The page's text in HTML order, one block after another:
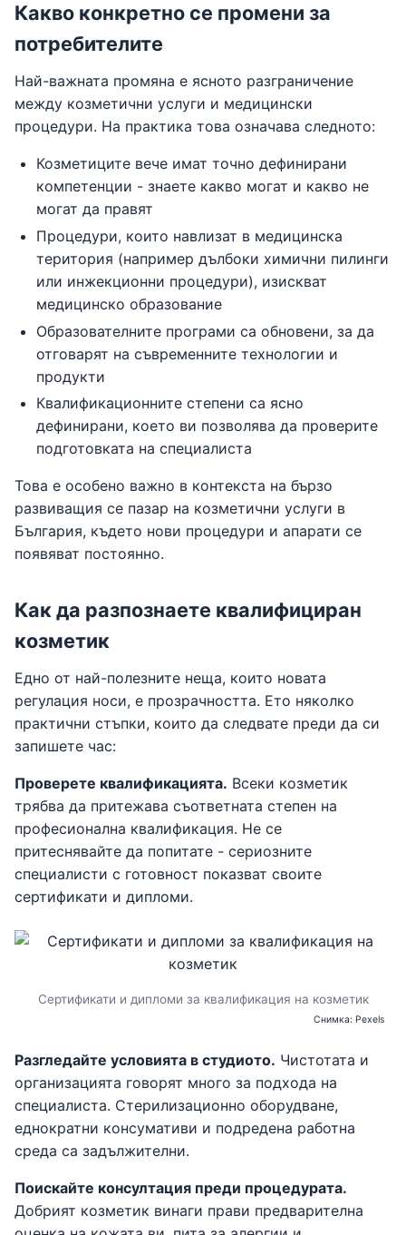
Какво конкретно се промени за
потребителите
Най-важната промяна е ясното разграничение
между козметични услуги и медицински
процедури. На практика това означава следното:
Козметиците вече имат точно дефинирани
компетенции - знаете какво могат и какво не
могат да правят
Процедури, които навлизат в медицинска
територия (например дълбоки химични пилинги
или инжекционни процедури), изискват
медицинско образование
Образователните програми са обновени, за да
отговарят на съвременните технологии и
продукти
Квалификационните степени са ясно
дефинирани, което ви позволява да проверите
подготовката на специалиста
Това е особено важно в контекста на бързо
развиващия се пазар на козметични услуги в
България, където нови процедури и апарати се
появяват постоянно.
Как да разпознаете квалифициран
козметик
Едно от най-полезните неща, които новата
регулация носи, е прозрачността. Ето няколко
практични стъпки, които да следвате преди да си
запишете час:
Проверете квалификацията. Всеки козметик
трябва да притежава съответната степен на
професионална квалификация. Не се
притеснявайте да попитате - сериозните
специалисти с готовност показват своите
сертификати и дипломи.
Сертификати и дипломи за квалификация на козметик
Снимка: Pexels
Разгледайте условията в студиото. Чистотата и
организацията говорят много за подхода на
специалиста. Стерилизационно оборудване,
еднократни консумативи и подредена работна
среда са задължителни.
Поискайте консултация преди процедурата.
Добрият козметик винаги прави предварителна